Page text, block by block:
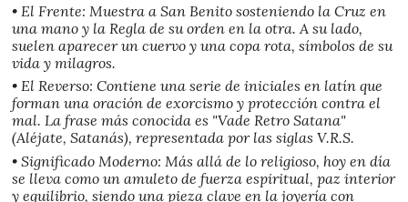
• El Frente: Muestra a San Benito sosteniendo la Cruz en
una mano y la Regla de su orden en la otra. A su lado,
suelen aparecer un cuervo y una copa rota, símbolos de su
vida y milagros.
• El Reverso: Contiene una serie de iniciales en latín que
forman una oración de exorcismo y protección contra el
mal. La frase más conocida es "Vade Retro Satana"
(Aléjate, Satanás), representada por las siglas V.R.S.
• Significado Moderno: Más allá de lo religioso, hoy en día
se lleva como un amuleto de fuerza espiritual, paz interior
y equilibrio, siendo una pieza clave en la joyería con